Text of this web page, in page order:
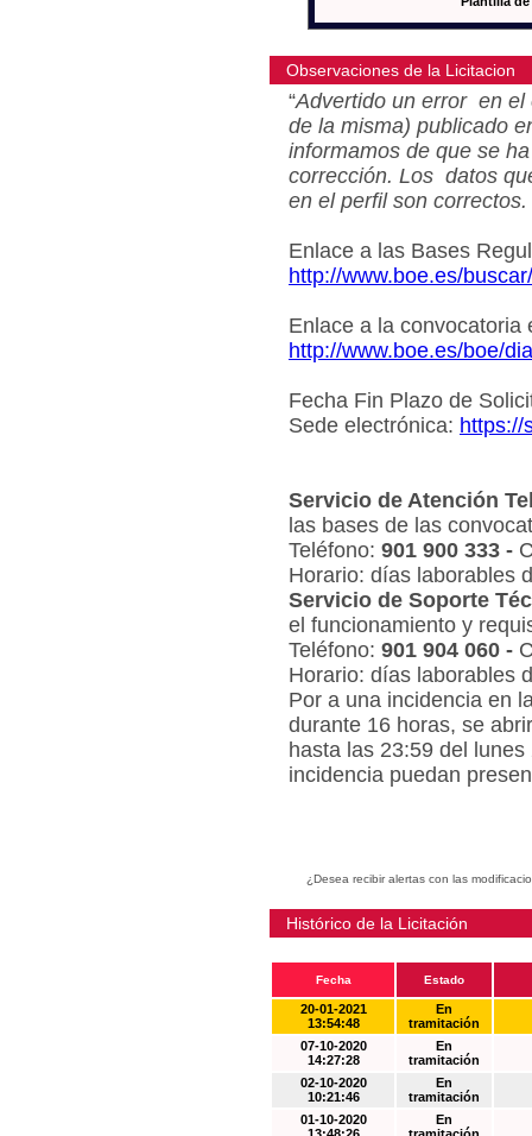
Observaciones de la Licitacion
“Advertido un error en el
de la misma) publicado
informamos de que se
corrección. Los datos
en el perfil son correctos.
Enlace a las Bases
http://www.boe.es/
Enlace a la convocatoria
http://www.boe.es/boe/
Fecha Fin Plazo de
Sede electrónica: https://
Servicio de Atención
las bases de las
Teléfono: 901 900 333 -
Horario: días laborables
Servicio de Soporte
el funcionamiento y
Teléfono: 901 904 060 -
Horario: días laborables
Por a una incidencia en
durante 16 horas, se
hasta las 23:59 del
incidencia puedan
¿Desea recibir alertas con las
Histórico de la Licitación
Fecha Estado
20-01-2021
13:54:48
En
tramitación
07-10-2020
14:27:28
En
tramitación
02-10-2020
10:21:46
En
tramitación
01-10-2020
En